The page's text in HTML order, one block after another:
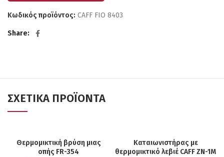
Κωδικός προϊόντος: CAFF FIO 8403
Share
ΣΧΕΤΙΚΆ ΠΡΟΪΌΝΤΑ
Θερμομικτική βρύση μιας
οπής FR-354
Καταιωνιστήρας με
θερμομικτικό λεβιέ CAFF ZN-1M